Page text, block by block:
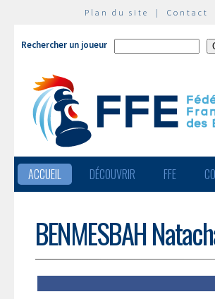
Plan du site | Contact
Rechercher un joueur
ACCUEIL DÉCOUVRIR FFE
BENMESBAH